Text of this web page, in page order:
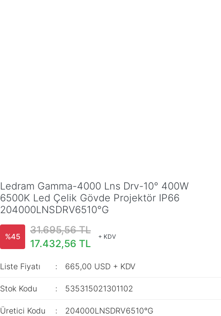
Ledram Gamma-4000 Lns Drv-10° 400W
6500K Led Çelik Gövde Projektör IP66
204000LNSDRV6510°G
%45
31.695,56 TL
17.432,56 TL
+ KDV
Liste Fiyatı 665,00 USD + KDV
Stok Kodu 535315021301102
Üretici Kodu 204000LNSDRV6510°G